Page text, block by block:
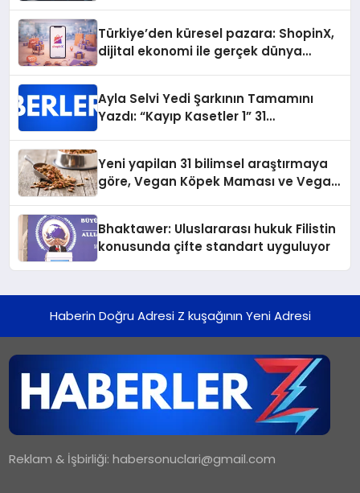
Türkiye’den küresel pazara: ShopinX,
dijital ekonomi ile gerçek dünya
Ayla Selvi Yedi Şarkının Tamamını
Yazdı: “Kayıp Kasetler 1” 31
Yeni yapilan 31 bilimsel araştırmaya
göre, Vegan Köpek Maması ve Vegan
Bhaktawer: Uluslararası hukuk Filistin
konusunda çifte standart uyguluyor
Haberin Doğru Adresi Z kuşağının Yeni Adresi
Reklam & İşbirliği:habersonuclari@gmail.com